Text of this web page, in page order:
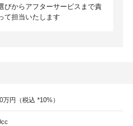
びからアフターサービスまで責
て担当いたします
万円 （税込 *10%）